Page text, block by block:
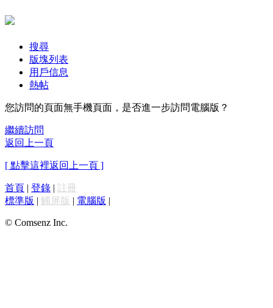
搜尋
版塊列表
用戶信息
熱帖
您訪問的頁面無手機頁面，是否進一步訪問電腦版？
繼續訪問
返回上一頁
[ 點擊這裡返回上一頁 ]
首頁 | 登錄 | 註冊
標準版 | 觸屏版 | 電腦版 |
© Comsenz Inc.